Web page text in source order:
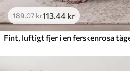
189.07kr113.44 kr